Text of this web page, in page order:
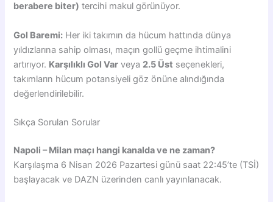
berabere biter) tercihi makul görünüyor.
Gol Baremi: Her iki takımın da hücum hattında dünya
yıldızlarına sahip olması, maçın gollü geçme ihtimalini
artırıyor. Karşılıklı Gol Var veya 2.5 Üst seçenekleri,
takımların hücum potansiyeli göz önüne alındığında
değerlendirilebilir.
Sıkça Sorulan Sorular
Napoli – Milan maçı hangi kanalda ve ne zaman?
Karşılaşma 6 Nisan 2026 Pazartesi günü saat 22:45’te (TSİ)
başlayacak ve DAZN üzerinden canlı yayınlanacak.